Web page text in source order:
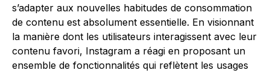
s’adapter aux nouvelles habitudes de consommation
de contenu est absolument essentielle. En visionnant
la manière dont les utilisateurs interagissent avec leur
contenu favori, Instagram a réagi en proposant un
ensemble de fonctionnalités qui reflètent les usages